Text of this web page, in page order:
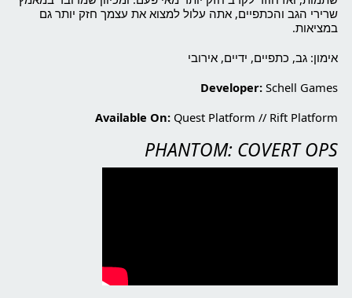
שרירי הגב והכתפיים, אתה עלול למצוא את עצמך חזק יותר גם
במציאות.
אימון: גב, כתפיים, ידיים, אירובי
Developer: Schell Games
Available On: Quest Platform // Rift Platform
PHANTOM: COVERT OPS